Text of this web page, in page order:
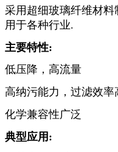
采用超细玻璃纤维材
用于各种行业.
主要特性:
低压降，高流量
高纳污能力，过滤效率
化学兼容性广泛
典型应用: